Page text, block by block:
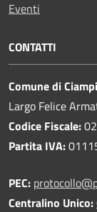
Eventi
CONTATTI
Comune di
Largo Felice
Codice Fiscale:
Partita IVA:
PEC:
Centralino Unico: